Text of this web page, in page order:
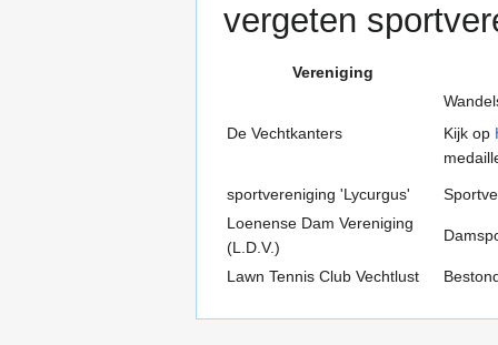
vergeten
Vereniging
De Vechtkanters
Kijk op
sportvereniging 'Lycurgus'
Loenense Dam Vereniging
(L.D.V.)
Lawn Tennis Club Vechtlust